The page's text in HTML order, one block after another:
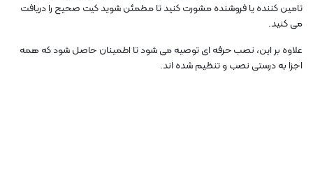
تامین کننده یا فروشنده مشورت کنید تا مطمئن شوید کیت صحیح را دریافت
می کنید.
علاوه بر این، نصب حرفه ای توصیه می شود تا اطمینان حاصل شود که همه
اجزا به درستی نصب و تنظیم شده اند.